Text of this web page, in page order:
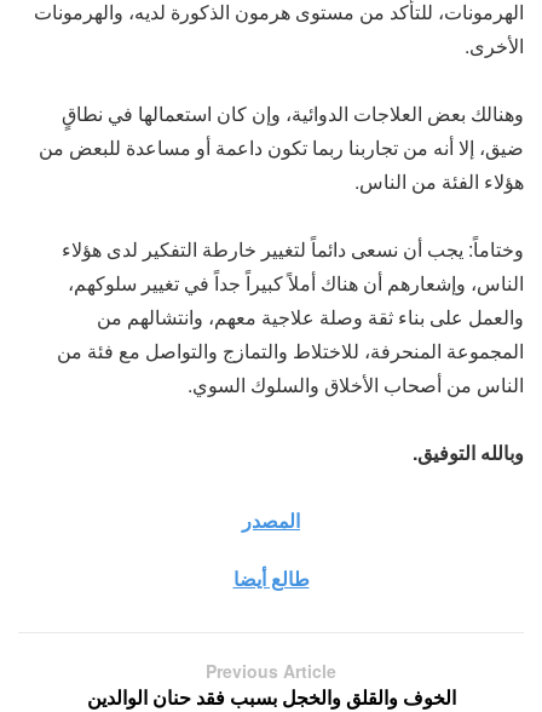
الهرمونات، للتأكد من مستوى هرمون الذكورة لديه، والهرمونات
الأخرى.
وهنالك بعض العلاجات الدوائية، وإن كان استعمالها في نطاقٍ
ضيق، إلا أنه من تجاربنا ربما تكون داعمة أو مساعدة للبعض من
هؤلاء الفئة من الناس.
وختاماً: يجب أن نسعى دائماً لتغيير خارطة التفكير لدى هؤلاء
الناس، وإشعارهم أن هناك أملاً كبيراً جداً في تغيير سلوكهم،
والعمل على بناء ثقة وصلة علاجية معهم، وانتشالهم من
المجموعة المنحرفة، للاختلاط والتمازج والتواصل مع فئة من
الناس من أصحاب الأخلاق والسلوك السوي.
وبالله التوفيق.
المصدر
طالع أيضا
Previous Article
الخوف والقلق والخجل بسبب فقد حنان الوالدين